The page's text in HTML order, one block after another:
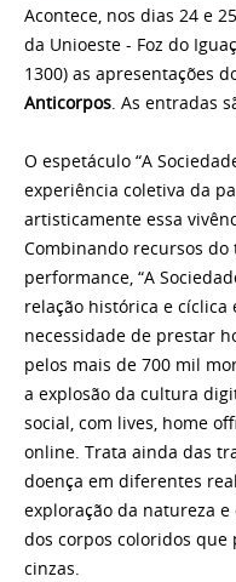
Acontece, nos dias 24 e
da Unioeste - Foz do
1300) as apresentações
Anticorpos. As entradas
O espetáculo “A
experiência coletiva da
artisticamente essa
Combinando recursos do
performance, “A
relação histórica e
necessidade de prestar
pelos mais de 700 mil
a explosão da cultura
social, com lives, home
online. Trata ainda das
doença em diferentes
exploração da natureza
dos corpos coloridos que
cinzas.